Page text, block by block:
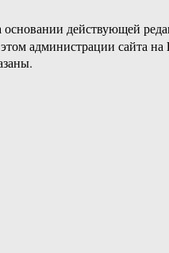
основании действующей
администрации сайта